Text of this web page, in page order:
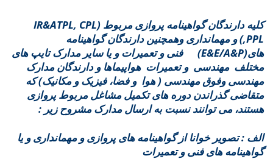
کلیه دارندگان گواهینامه پروازی مربوط (IR&ATPL, CPL
,PPL) و مهمانداری وهمچنین دارندگان گواهینامه
های(E&E/A&P)
فنی و تعمیرات و یا سایر مدارک تایپ های
مختلف مهندسی و تعمیرات هواپیماها و دارندگان مدارک
مهندسی وفوق مهندسی ( هوا و فضا، فیزیک و مکانیک) که
متقاضی گذراندن دوره های تکمیل مشاغل مربوط پروازی
هستند، می توانند نسبت به ارسال مدارک مشروح زیر :
الف : تصویر خوانا از گواهینامه های پروازی و مهمانداری و یا
گواهینامه های فنی و تعمیرات